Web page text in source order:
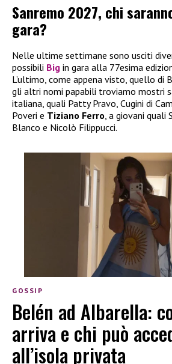
Sanremo 2027, chi
gara?
Nelle ultime settimane sono usciti
possibili Big in gara alla 77esima
L’ultimo, come appena visto, quello di
gli altri nomi papabili troviamo mostri
italiana, quali Patty Pravo, Cugini di
Poveri e Tiziano Ferro , a giovani quali
Blanco e Nicolò Filippucci.
GOSSIP
Belén ad Albarella:
arriva e chi può
all’isola privata